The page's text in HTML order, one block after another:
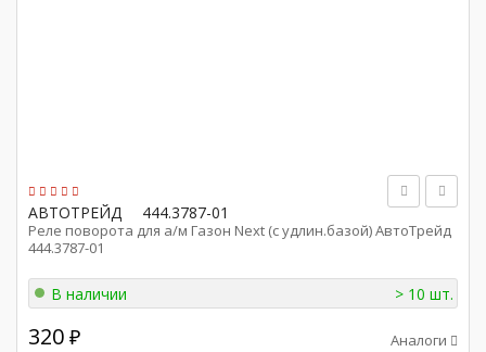
АВТОТРЕЙД 444.3787-01
Реле поворота для а/м Газон Next (с удлин.базой) АвтоТрейд
444.3787-01
В наличии > 10 шт.
320 ₽ Аналоги